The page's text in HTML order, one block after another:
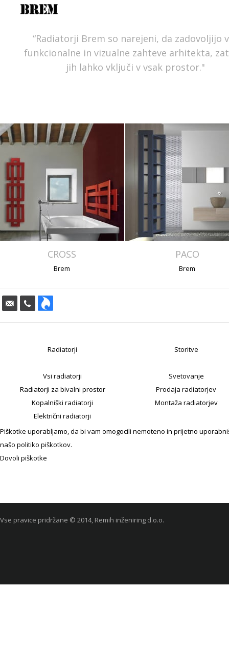
“Radiatorji Brem so narejeni, da zadovoljijo
funkcionalne in vizualne zahteve arhitekta,
jih lahko vključi v vsak prostor."
CROSS
Brem
PACO
Brem
Radiatorji
Vsi radiatorji
Radiatorji za bivalni prostor
Kopalniški radiatorji
Električni radiatorji
Storitve
Svetovanje
Prodaja radiatorjev
Montaža radiatorjev
Piškotke uporabljamo, da bi vam omogocili nemoteno in prijetno
našo politiko piškotkov.
Dovoli piškotke
Vse pravice pridržane © 2014, Remih inženiring d.o.o.